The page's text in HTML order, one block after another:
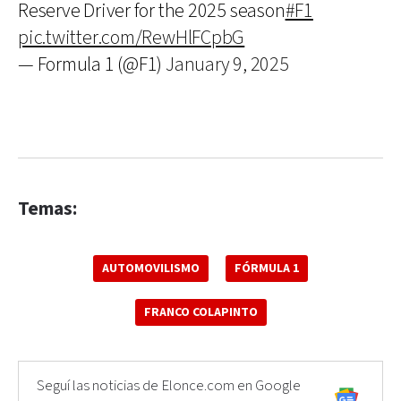
Reserve Driver for the 2025 season#F1
pic.twitter.com/RewHlFCpbG
— Formula 1 (@F1) January 9, 2025
Temas:
AUTOMOVILISMO FÓRMULA 1
FRANCO COLAPINTO
Seguí las noticias de Elonce.com en Google